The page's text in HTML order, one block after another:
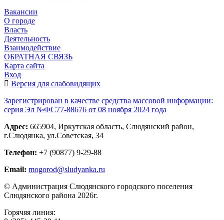
Вакансии
О городе
Власть
Деятельность
Взаимодействие
ОБРАТНАЯ СВЯЗЬ
Карта сайта
Вход
Версия для слабовидящих
Зарегистрирован в качестве средства массовой информации:
серия Эл №ФС77-88676 от 08 ноября 2024 года
Адрес: 665904, Иркутская область, Слюдянский район,
г.Слюдянка, ул.Советская, 34
Телефон: +7 (90877) 9-29-88
Email: mogorod@sludyanka.ru
© Администрация Слюдянского городского поселения
Слюдянского района 2026г.
Горячяя линия: